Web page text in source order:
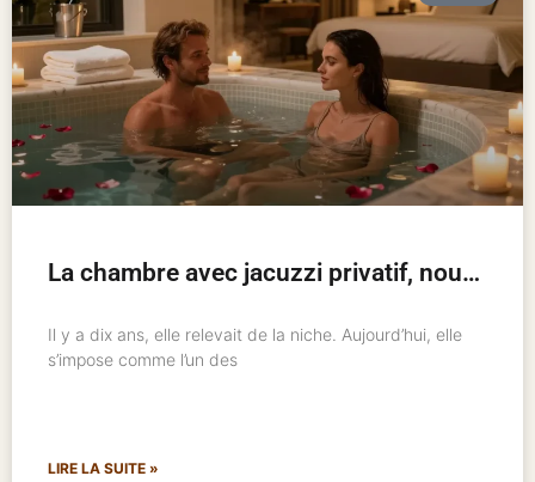
La chambre avec jacuzzi privatif, nouveau standard de l’hôtellerie romantique
Il y a dix ans, elle relevait de la niche. Aujourd’hui, elle
s’impose comme l’un des
LIRE LA SUITE »